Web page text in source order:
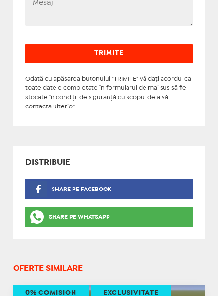
Odată cu apăsarea butonului "TRIMITE" vă daţi acordul ca
toate datele completate în formularul de mai sus să fie
stocate în condiţii de siguranţă cu scopul de a vă
contacta ulterior.
DISTRIBUIE
SHARE PE FACEBOOK
SHARE PE WHATSAPP
OFERTE SIMILARE
0% COMISION EXCLUSIVITATE